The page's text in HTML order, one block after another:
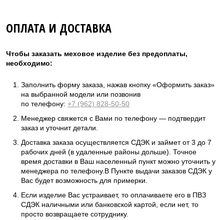
ОПЛАТА И ДОСТАВКА
Чтобы заказать меховое изделие без предоплаты,
необходимо:
Заполнить форму заказа, нажав кнопку «Оформить заказ»
на выбранной модели или позвонив
по телефону: +7 (962) 828-50-50
Менеджер свяжется с Вами по телефону — подтвердит
заказ и уточнит детали.
Доставка заказа осуществляется СДЭК и займет от 3 до 7
рабочих дней (в удаленные районы дольше). Точное
время доставки в Ваш населенный пункт можно уточнить у
менеджера по телефону.В Пункте выдачи заказов СДЭК у
Вас будет возможность для примерки.
Если изделие Вас устраивает, то оплачиваете его в ПВЗ
СДЭК наличными или банковской картой, если нет, то
просто возвращаете сотруднику.